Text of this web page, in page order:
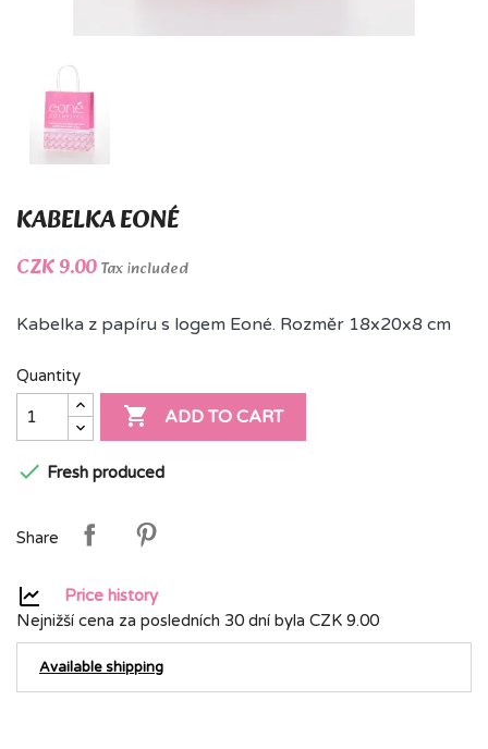
KABELKA EONÉ
CZK 9.00Tax included
Kabelka z papíru s logem Eoné. Rozměr 18x20x8 cm
Quantity
 ADD TO CART
 Fresh produced
Share
Price history
Nejnižší cena za posledních 30 dní byla CZK 9.00
Available shipping